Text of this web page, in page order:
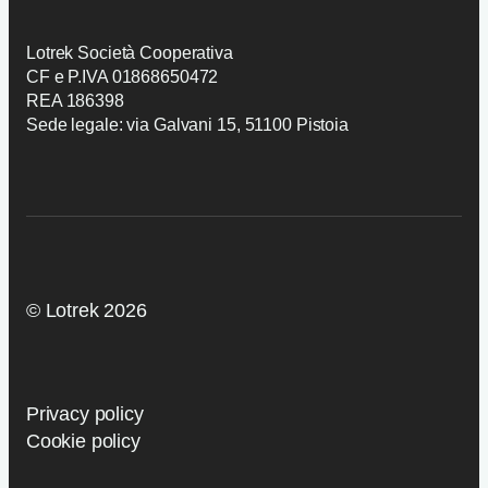
Lotrek Società Cooperativa
CF e P.IVA 01868650472
REA 186398
Sede legale: via Galvani 15, 51100 Pistoia
© Lotrek 2026
Privacy policy
Cookie policy